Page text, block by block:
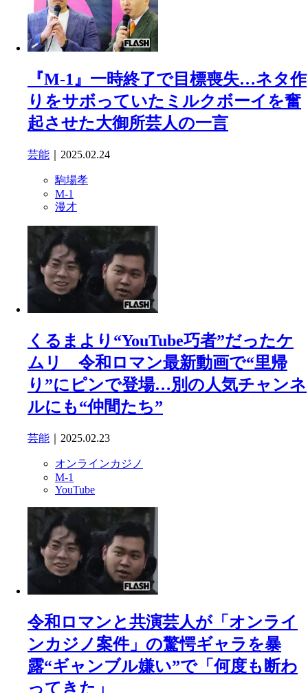
『M-1』一時終了で目標喪失…ネタ作
りをサボっていたミルクボーイを奮
起させた大御所芸人の一言
芸能 ｜2025.02.24
駒場孝
M-1
漫才
くるまより“YouTube巧者”だったケ
ムリ 令和ロマン最新動画で“里帰
り”にピンで登場…別の人気チャンネ
ルにも“仲間たち”
芸能 ｜2025.02.23
オンラインカジノ
M-1
YouTube
令和ロマンと共演芸人が「オンライ
ンカジノ案件」の驚愕ギャラを暴
露“ギャンブル嫌い”で「何度も断わ
ってきた」